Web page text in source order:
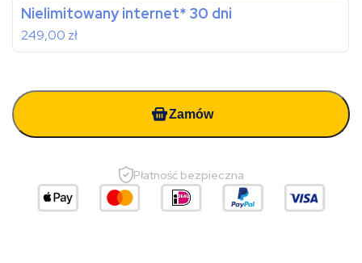
Nielimitowany internet* 30 dni
249,00 zł
Zamów
Płatność bezpieczna